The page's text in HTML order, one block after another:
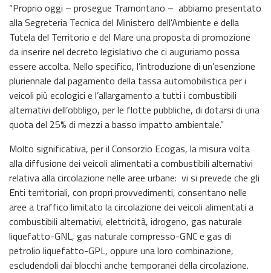
“Proprio oggi – prosegue Tramontano – abbiamo presentato
alla Segreteria Tecnica del Ministero dell'Ambiente e della
Tutela del Territorio e del Mare una proposta di promozione
da inserire nel decreto legislativo che ci auguriamo possa
essere accolta. Nello specifico, l’introduzione di un’esenzione
pluriennale dal pagamento della tassa automobilistica per i
veicoli più ecologici e l’allargamento a tutti i combustibili
alternativi dell’obbligo, per le flotte pubbliche, di dotarsi di una
quota del 25% di mezzi a basso impatto ambientale.”
Molto significativa, per il Consorzio Ecogas, la misura volta
alla diffusione dei veicoli alimentati a combustibili alternativi
relativa alla circolazione nelle aree urbane: vi si prevede che gli
Enti territoriali, con propri provvedimenti, consentano nelle
aree a traffico limitato la circolazione dei veicoli alimentati a
combustibili alternativi, elettricità, idrogeno, gas naturale
liquefatto-GNL, gas naturale compresso-GNC e gas di
petrolio liquefatto-GPL, oppure una loro combinazione,
escludendoli dai blocchi anche temporanei della circolazione.